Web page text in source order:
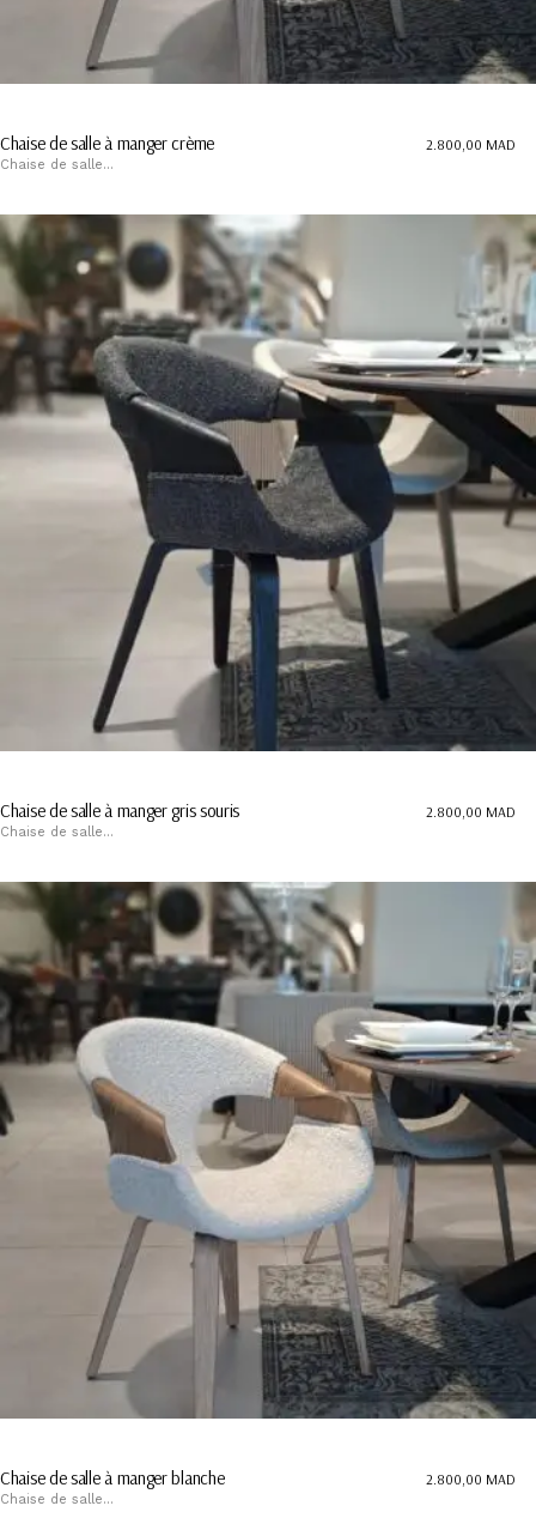
Chaise de salle à manger crème
Chaise de salle...
2.800,00 MAD
Chaise de salle à manger gris souris
Chaise de salle...
2.800,00 MAD
Chaise de salle à manger blanche
Chaise de salle...
2.800,00 MAD